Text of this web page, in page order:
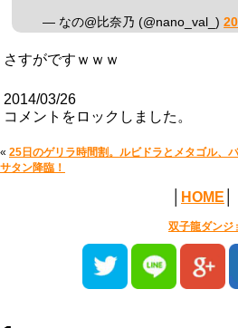
— なの@比奈乃 (@nano_val_)
さすがですｗｗｗ
2014/03/26
コメントをロックしました。
« 25日のゲリラ時間割。ルビドラとメタゴル、
サタン降臨！
HOME
双子龍ダンジ